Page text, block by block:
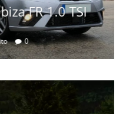
Joschelito 0